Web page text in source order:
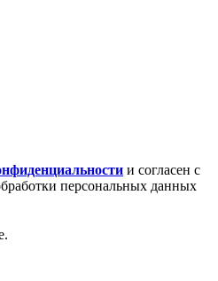
и согласен с
персональных данных